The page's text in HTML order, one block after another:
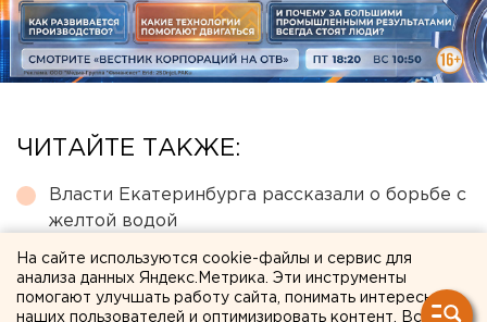
ЧИТАЙТЕ ТАКЖЕ:
Власти Екатеринбурга рассказали о борьбе с
желтой водой
Федеральные компании не могут найти в
Екатеринбурге земли под апартаменты
На сайте используются cookie-файлы и сервис для
анализа данных Яндекс.Метрика. Эти инструменты
помогают улучшать работу сайта, понимать интересы
наших пользователей и оптимизировать контент. Вся